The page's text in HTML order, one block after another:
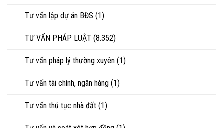
Tư vấn lập dự án BĐS (1)
TƯ VẤN PHÁP LUẬT (8.352)
Tư vấn pháp lý thường xuyên (1)
Tư vấn tài chính, ngân hàng (1)
Tư vấn thủ tục nhà đất (1)